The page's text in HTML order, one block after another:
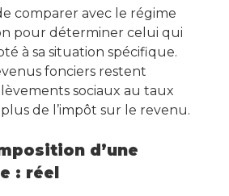
comparer avec le régime
pour déterminer celui qui
à sa situation spécifique.
fonciers restent
sociaux au taux
de l’impôt sur le revenu.
d’une
: réel